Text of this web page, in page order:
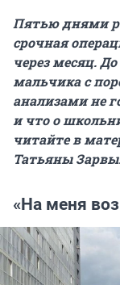
Пятью днями
срочная
через месяц.
мальчика с
анализами не
и что о
читайте в
Татьяны
«На меня